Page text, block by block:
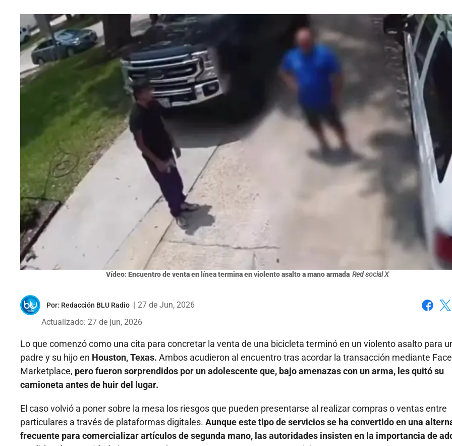
Vídeo: Encuentro de venta en línea termina en violento asalto a mano armada Red social X
Por: Redacción BLU Radio
27 de Jun, 2026
Actualizado: 27 de jun, 2026
Lo que comenzó como una cita para concretar la venta de una bicicleta terminó en un violento asalto para
padre y su hijo en Houston, Texas. Ambos acudieron al encuentro tras acordar la transacción mediante
Marketplace, pero fueron sorprendidos por un adolescente que, bajo amenazas con un arma, les quitó su
camioneta antes de huir del lugar.
El caso volvió a poner sobre la mesa los riesgos que pueden presentarse al realizar compras o ventas entre
particulares a través de plataformas digitales. Aunque este tipo de servicios se ha convertido en una
frecuente para comercializar artículos de segunda mano, las autoridades insisten en la importancia de